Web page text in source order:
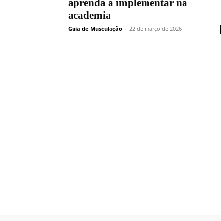
aprenda a implementar na
academia
Guia de Musculação - 22 de março de 2026